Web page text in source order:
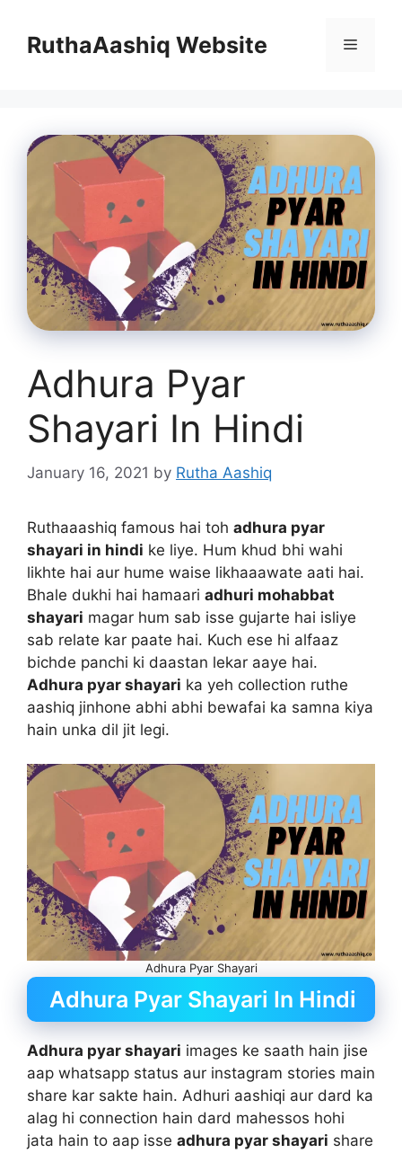
contentRuthaAashiq Website Menu
Adhura Pyar
Shayari In Hindi
January 16, 2021 by Rutha Aashiq
Ruthaaashiq famous hai toh adhura pyar
shayari in hindi ke liye. Hum khud bhi wahi
likhte hai aur hume waise likhaaawate aati hai.
Bhale dukhi hai hamaari adhuri mohabbat
shayari magar hum sab isse gujarte hai isliye
sab relate kar paate hai. Kuch ese hi alfaaz
bichde panchi ki daastan lekar aaye hai.
Adhura pyar shayari ka yeh collection ruthe
aashiq jinhone abhi abhi bewafai ka samna kiya
hain unka dil jit legi.
Adhura Pyar Shayari
Adhura Pyar Shayari In Hindi
Adhura pyar shayari images ke saath hain jise
aap whatsapp status aur instagram stories main
share kar sakte hain. Adhuri aashiqi aur dard ka
alag hi connection hain dard mahessos hohi
jata hain to aap isse adhura pyar shayari share